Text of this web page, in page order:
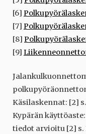
[6]
[7]
[8]
[9]
Käsilaskennat: [2]
Kypärän käyttöaste:
tiedot arvioitu [2] s.